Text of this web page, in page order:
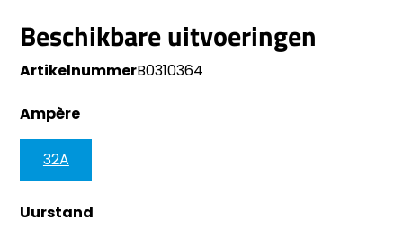
Beschikbare uitvoeringen
ArtikelnummerB0310364
Ampère
32A
Uurstand